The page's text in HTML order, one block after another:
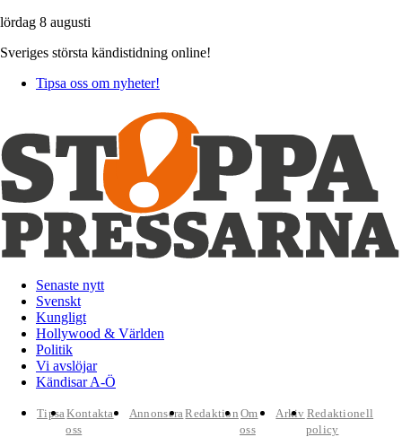
lördag 8 augusti
Sveriges största kändistidning online!
Tipsa oss om nyheter!
Senaste nytt
Svenskt
Kungligt
Hollywood & Världen
Politik
Vi avslöjar
Kändisar A-Ö
TipsaKontakta
oss
AnnonseraRedaktion Om
oss
Arkiv Redaktionell
policy